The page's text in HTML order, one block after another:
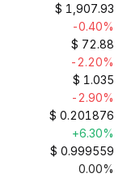
$ 1,907.93
-0.40%
$ 72.88
-2.20%
$ 1.035
-2.90%
$ 0.201876
+6.30%
$ 0.999559
0.00%